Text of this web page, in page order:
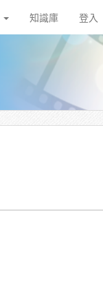
知識庫 登入